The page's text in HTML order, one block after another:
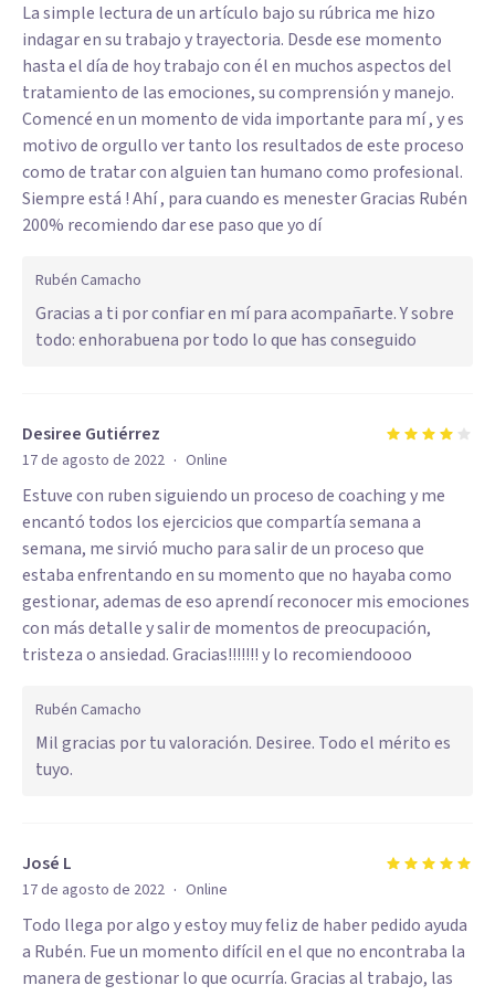
La simple lectura de un artículo bajo su rúbrica me hizo
indagar en su trabajo y trayectoria. Desde ese momento
hasta el día de hoy trabajo con él en muchos aspectos del
tratamiento de las emociones, su comprensión y manejo.
Comencé en un momento de vida importante para mí , y es
motivo de orgullo ver tanto los resultados de este proceso
como de tratar con alguien tan humano como profesional.
Siempre está ! Ahí , para cuando es menester Gracias Rubén
200% recomiendo dar ese paso que yo dí
Rubén Camacho
Gracias a ti por confiar en mí para acompañarte. Y sobre
todo: enhorabuena por todo lo que has conseguido
Desiree Gutiérrez
17 de agosto de 2022 · Online
Estuve con ruben siguiendo un proceso de coaching y me
encantó todos los ejercicios que compartía semana a
semana, me sirvió mucho para salir de un proceso que
estaba enfrentando en su momento que no hayaba como
gestionar, ademas de eso aprendí reconocer mis emociones
con más detalle y salir de momentos de preocupación,
tristeza o ansiedad. Gracias!!!!!!! y lo recomiendoooo
Rubén Camacho
Mil gracias por tu valoración. Desiree. Todo el mérito es
tuyo.
José L
17 de agosto de 2022 · Online
Todo llega por algo y estoy muy feliz de haber pedido ayuda
a Rubén. Fue un momento difícil en el que no encontraba la
manera de gestionar lo que ocurría. Gracias al trabajo, las